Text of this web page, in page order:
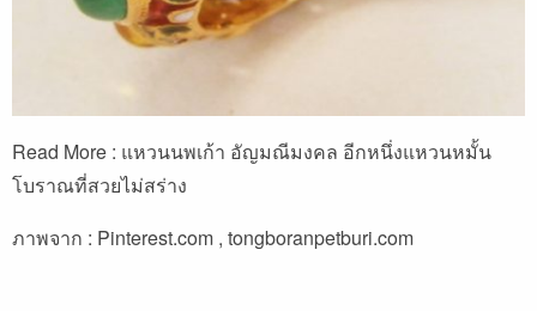
Read More : แหวนนพเก้า อัญมณีมงคล อีกหนึ่งแหวนหมั้น
โบราณที่สวยไม่สร่าง
ภาพจาก : Pinterest.com , tongboranpetburi.com